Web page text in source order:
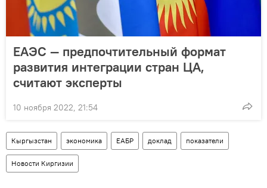
ЕАЭС — предпочтительный формат
развития интеграции стран ЦА,
считают эксперты
10 ноября 2022, 21:54
Кыргызстан экономика ЕАБР доклад показатели
Новости Киргизии